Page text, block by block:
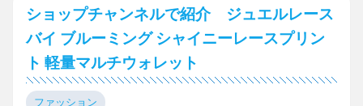
ショップチャンネルで紹介 ジュエルレース
バイ ブルーミング シャイニーレースプリン
ト 軽量マルチウォレット
ファッション